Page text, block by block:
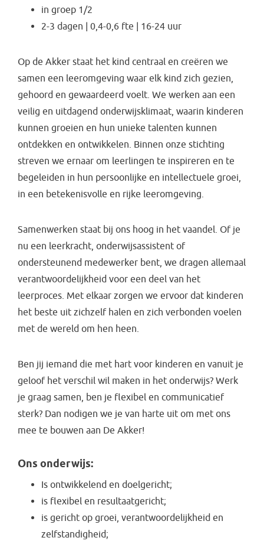
in groep 1/2
2-3 dagen | 0,4-0,6 fte | 16-24 uur
Op de Akker staat het kind centraal en creëren we
samen een leeromgeving waar elk kind zich gezien,
gehoord en gewaardeerd voelt. We werken aan een
veilig en uitdagend onderwijsklimaat, waarin kinderen
kunnen groeien en hun unieke talenten kunnen
ontdekken en ontwikkelen. Binnen onze stichting
streven we ernaar om leerlingen te inspireren en te
begeleiden in hun persoonlijke en intellectuele groei,
in een betekenisvolle en rijke leeromgeving.
Samenwerken staat bij ons hoog in het vaandel. Of je
nu een leerkracht, onderwijsassistent of
ondersteunend medewerker bent, we dragen allemaal
verantwoordelijkheid voor een deel van het
leerproces. Met elkaar zorgen we ervoor dat kinderen
het beste uit zichzelf halen en zich verbonden voelen
met de wereld om hen heen.
Ben jij iemand die met hart voor kinderen en vanuit je
geloof het verschil wil maken in het onderwijs? Werk
je graag samen, ben je flexibel en communicatief
sterk? Dan nodigen we je van harte uit om met ons
mee te bouwen aan De Akker!
Ons onderwijs:
Is ontwikkelend en doelgericht;
is flexibel en resultaatgericht;
is gericht op groei, verantwoordelijkheid en
zelfstandigheid;